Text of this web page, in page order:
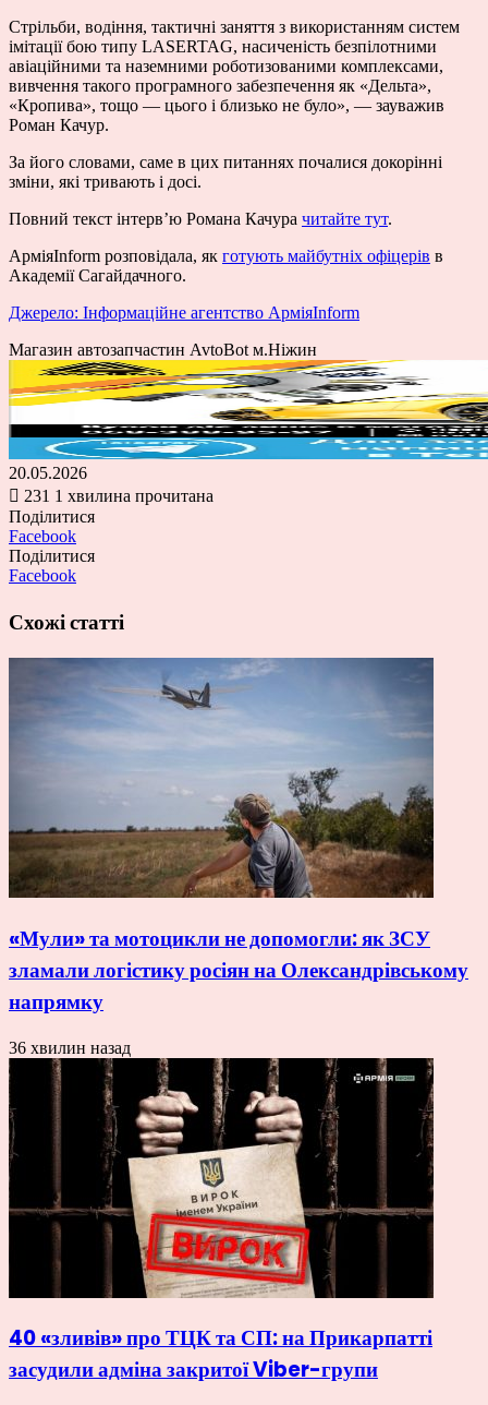
Стрільби, водіння, тактичні заняття з використанням систем
імітації бою типу LASERTAG, насиченість безпілотними
авіаційними та наземними роботизованими комплексами,
вивчення такого програмного забезпечення як «Дельта»,
«Кропива», тощо — цього і близько не було», — зауважив
Роман Качур.
За його словами, саме в цих питаннях почалися докорінні
зміни, які тривають і досі.
Повний текст інтерв’ю Романа Качура читайте тут.
АрміяInform розповідала, як готують майбутніх офіцерів в
Академії Сагайдачного.
Джерело: Інформаційне агентство АрміяInform
Магазин автозапчастин AvtoBot м.Ніжин
20.05.2026
231 1 хвилина прочитана
Поділитися
Facebook
Поділитися
Facebook
Схожі статті
«Мули» та мотоцикли не допомогли: як ЗСУ
зламали логістику росіян на Олександрівському
напрямку
36 хвилин назад
40 «зливів» про ТЦК та СП: на Прикарпатті
засудили адміна закритої Viber-групи